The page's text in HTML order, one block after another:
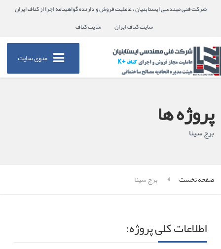
شرکت فنی مهندسی ایستابنیان ، عاملیت فروش و دارنده گواهینامه اجرا از کناف ایران
سایت کناف ایران
سایت کناف
منوی سایت
پروژه ها
برج سینا
صفحه نخست برج سینا
اطلاعات کلی پروژه: